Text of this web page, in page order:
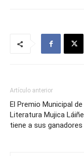
Artículo anterior
El Premio Municipal de
Literatura Mujica
tiene a sus ganadores